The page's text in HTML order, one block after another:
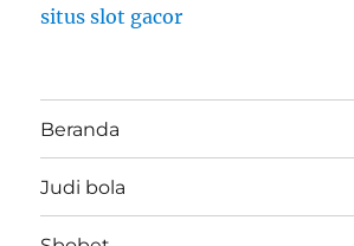
situs slot gacor
Beranda
Judi bola